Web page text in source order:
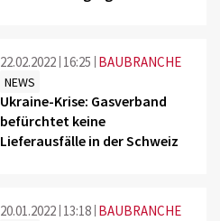
22.02.2022 16:25 BAUBRANCHE
NEWS
Ukraine-Krise: Gasverband
befürchtet keine
Lieferausfälle in der Schweiz
20.01.2022 13:18 BAUBRANCHE